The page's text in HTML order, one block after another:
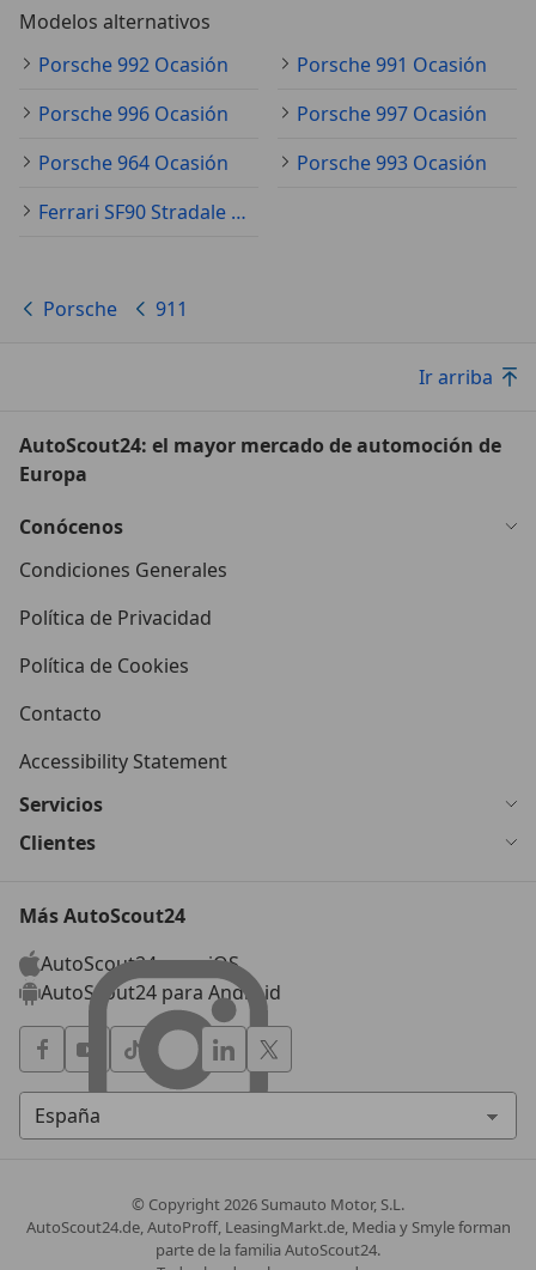
Modelos alternativos
Porsche 992 Ocasión
Porsche 991 Ocasión
Porsche 996 Ocasión
Porsche 997 Ocasión
Porsche 964 Ocasión
Porsche 993 Ocasión
Ferrari SF90 Stradale Ocasión
Porsche 911
Ir arriba
AutoScout24: el mayor mercado de automoción de
Europa
Conócenos
Condiciones Generales
Política de Privacidad
Política de Cookies
Contacto
Accessibility Statement
Servicios
Clientes
Más AutoScout24
AutoScout24 para iOS
AutoScout24 para Android
© Copyright2026 Sumauto Motor, S.L.
AutoScout24.de, AutoProff, LeasingMarkt.de, Media y Smyle forman
parte de la familia AutoScout24.